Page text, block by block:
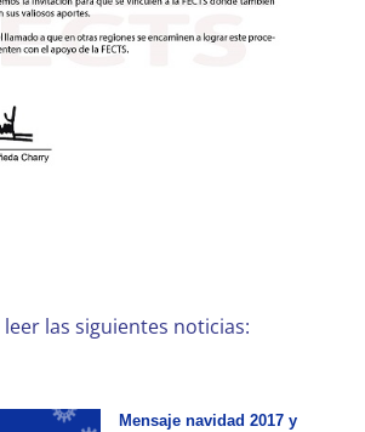
las siguientes noticias:
Mensaje navidad 2017 y